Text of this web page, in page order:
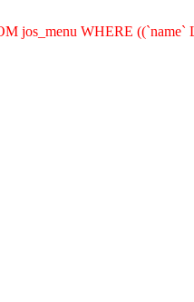
jos_menu WHERE